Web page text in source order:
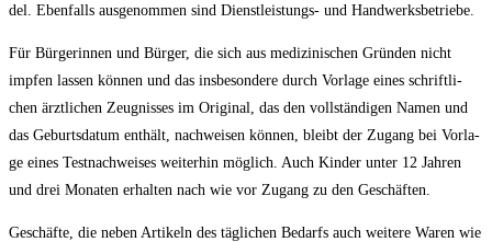
del. Eben­falls aus­ge­nom­men sind Dienst­leis­tungs- und Handwerksbetriebe.
Für Bür­ge­rin­nen und Bür­ger, die sich aus medi­zi­ni­schen Grün­den nicht
imp­fen las­sen kön­nen und das ins­be­son­de­re durch Vor­la­ge eines schrift­li­
chen ärzt­li­chen Zeug­nis­ses im Ori­gi­nal, das den voll­stän­di­gen Namen und
das Geburts­da­tum ent­hält, nach­wei­sen kön­nen, bleibt der Zugang bei Vor­la­
ge eines Test­nach­wei­ses wei­ter­hin mög­lich. Auch Kin­der unter 12 Jah­ren
und drei Mona­ten erhal­ten nach wie vor Zugang zu den Geschäften.
Geschäf­te, die neben Arti­keln des täg­li­chen Bedarfs auch wei­te­re Waren wie